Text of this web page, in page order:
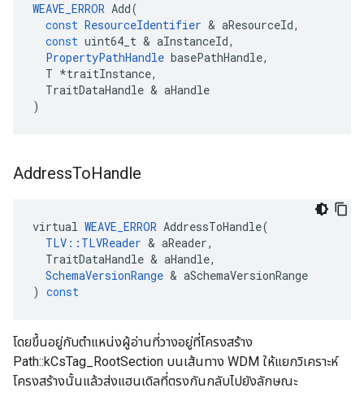
WEAVE_ERROR Add(
const ResourceIdentifier & aResourceId,
const uint64_t & aInstanceId,
PropertyPathHandle basePathHandle,
T *traitInstance,
TraitDataHandle & aHandle
)
AddressToHandle
virtual WEAVE_ERROR AddressToHandle(
TLV :: TLVReader & aReader,
TraitDataHandle & aHandle,
SchemaVersionRange & aSchemaVersionRange
) const
โดยขึ้นอยู่กับตำแหน่งผู้อ่านที่วางอยู่ที่โครงสร้าง
Path::kCsTag_RootSection บนเส้นทาง WDM ให้แยกวิเคราะห์
โครงสร้างนั้นแล้วส่งแฮนเดิลที่ตรงกันกลับไปยังลักษณะ